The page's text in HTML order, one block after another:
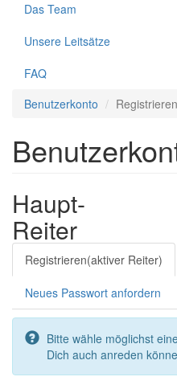
Das Team
Unsere Leitsätze
FAQ
Benutzerkonto
Registrieren
Haupt-
Reiter
Registrieren(aktiver Reiter)
Neues Passwort anfordern
Bitte wähle möglichst
Dich auch anreden